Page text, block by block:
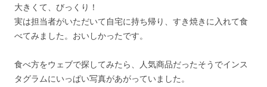
大きくて、びっくり！
実は担当者がいただいて自宅に持ち帰り、すき焼きに入れて食
べてみました。おいしかったです。
食べ方をウェブで探してみたら、人気商品だったそうでインス
タグラムにいっぱい写真があがっていました。